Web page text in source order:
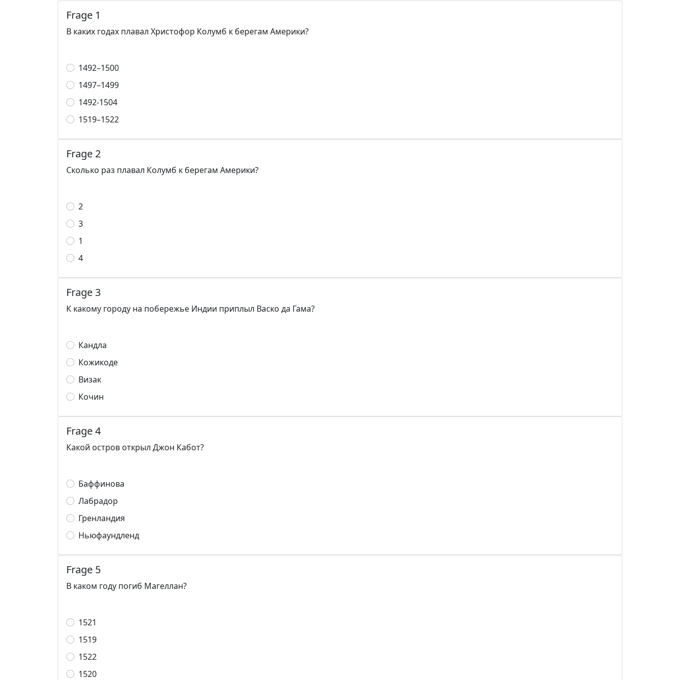
Frage 1
В каких годах плавал Христофор Колумб к берегам Америки?
1492–1500
1497–1499
1492-1504
1519–1522
Frage 2
Сколько раз плавал Колумб к берегам Америки?
2
3
1
4
Frage 3
К какому городу на побережье Индии приплыл Васко да Гама?
Кандла
Кожикоде
Визак
Кочин
Frage 4
Какой остров открыл Джон Кабот?
Баффинова
Лабрадор
Гренландия
Ньюфаундленд
Frage 5
В каком году погиб Магеллан?
1521
1519
1522
1520